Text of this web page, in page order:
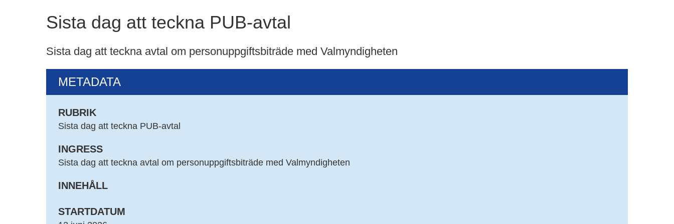
Sista dag att teckna PUB-avtal
Sista dag att teckna avtal om personuppgiftsbiträde med Valmyndigheten
METADATA
RUBRIK
Sista dag att teckna PUB-avtal
INGRESS
Sista dag att teckna avtal om personuppgiftsbiträde med Valmyndigheten
INNEHÅLL
STARTDATUM